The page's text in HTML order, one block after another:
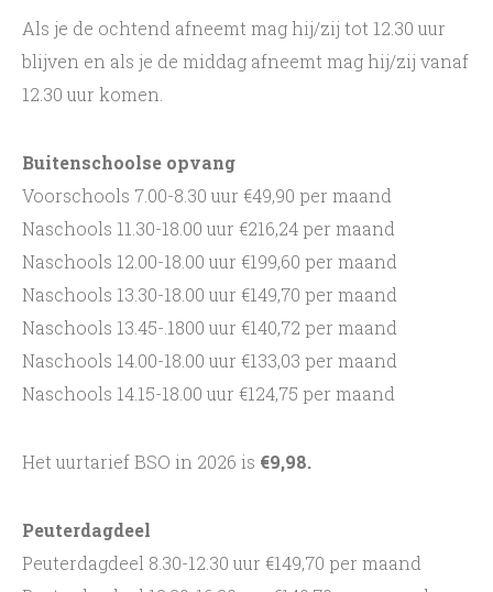
Als je de ochtend afneemt mag hij/zij tot 12.30 uur
blijven en als je de middag afneemt mag hij/zij vanaf
12.30 uur komen.
Buitenschoolse opvang
Voorschools 7.00-8.30 uur €49,90 per maand
Naschools 11.30-18.00 uur €216,24 per maand
Naschools 12.00-18.00 uur €199,60 per maand
Naschools 13.30-18.00 uur €149,70 per maand
Naschools 13.45-.1800 uur €140,72 per maand
Naschools 14.00-18.00 uur €133,03 per maand
Naschools 14.15-18.00 uur €124,75 per maand
Het uurtarief BSO in 2026 is €9,98.
Peuterdagdeel
Peuterdagdeel 8.30-12.30 uur €149,70 per maand